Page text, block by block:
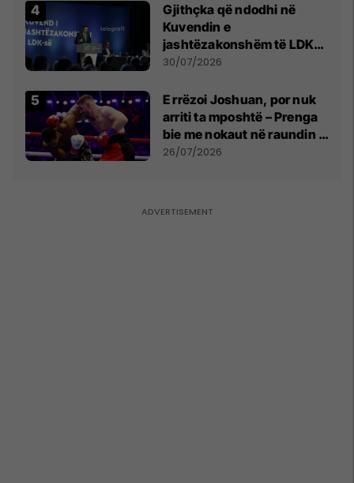
Gjithçka që ndodhi në
Kuvendin e
jashtëzakonshëm të LDK-
së
30/07/2026
E rrëzoi Joshuan, por nuk
arriti ta mposhtë – Prenga
bie me nokaut në raundin e
dytë
26/07/2026